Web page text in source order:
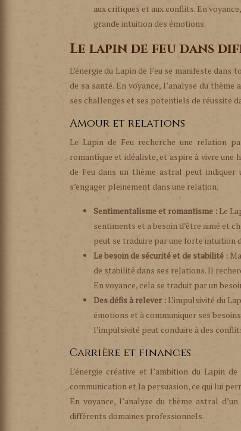
aux critiques et aux conflits. En
grande intuition des émotions.
Le lapin de feu dans
L’énergie du Lapin de Feu se manifeste dans
de sa santé. En voyance, l’analyse du
ses challenges et ses potentiels de réussite
Amour et relations
Le Lapin de Feu recherche une relation
romantique et idéaliste, et aspire à vivre une
de Feu dans un thème astral peut
s’engager pleinement dans une relation.
Sentimentalisme et romantisme : Le
sentiments et a besoin d’être aimé et
peut se traduire par une forte intuition
Le besoin de sécurité et de stabilité :
de stabilité dans ses relations. Il
En voyance, cela se traduit par un
Des défis à relever : L’impulsivité du
émotions et à communiquer ses
l’impulsivité peut conduire à des
Carrière et finances
L’énergie créative et l’ambition du Lapin
communication et la persuasion, ce qui lui
En voyance, l’analyse du thème astral
différents domaines professionnels.